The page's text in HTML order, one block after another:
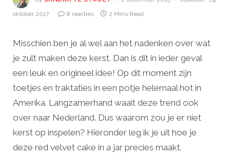
oktober 2017
8 reacties 2 Mins Read
Misschien ben je al wel aan het nadenken over wat
je zult maken deze kerst. Dan is dit in ieder geval
een leuk en origineel idee! Op dit moment zijn
toetjes en traktaties in een potje helemaal hot in
Amerika. Langzamerhand waait deze trend ook
over naar Nederland. Dus waarom zou je er niet
kerst op inspelen? Hieronder leg ik je uit hoe je
deze red velvet cake in a jar precies maakt.